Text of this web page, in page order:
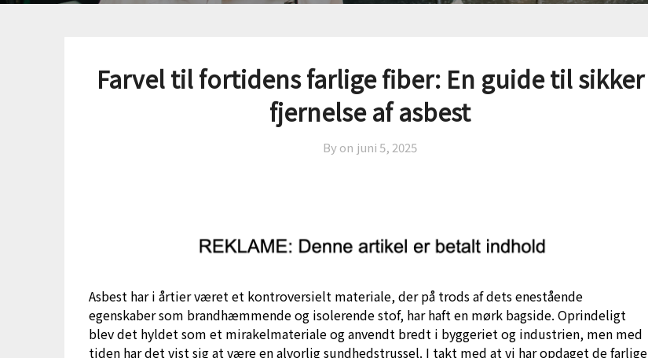
Farvel til fortidens farlige fiber: En guide til sikker
fjernelse af asbest
By on juni 5, 2025
Asbest har i årtier været et kontroversielt materiale, der på trods af dets enestående
egenskaber som brandhæmmende og isolerende stof, har haft en mørk bagside. Oprindeligt
blev det hyldet som et mirakelmateriale og anvendt bredt i byggeriet og industrien, men med
tiden har det vist sig at være en alvorlig sundhedstrussel. I takt med at vi har opdaget de farlige